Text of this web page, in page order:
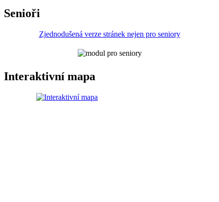
Senioři
Zjednodušená verze stránek nejen pro seniory
Interaktivní mapa